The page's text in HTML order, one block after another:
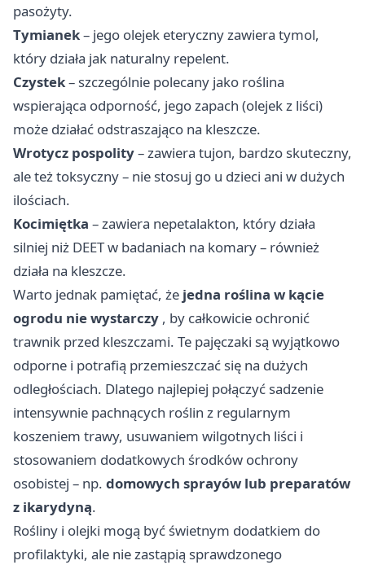
pasożyty.
Tymianek– jego olejek eteryczny zawiera tymol,
który działa jak naturalny repelent.
Czystek– szczególnie polecany jako roślina
wspierająca odporność, jego zapach (olejek z liści)
może działać odstraszająco na kleszcze.
Wrotycz pospolity– zawiera tujon, bardzo skuteczny,
ale też toksyczny – nie stosuj go u dzieci ani w dużych
ilościach.
Kocimiętka – zawiera nepetalakton, który działa
silniej niż DEET w badaniach na komary – również
działa na kleszcze.
Warto jednak pamiętać, że jedna roślina w kącie
ogrodu nie wystarczy , by całkowicie ochronić
trawnik przed kleszczami. Te pajęczaki są wyjątkowo
odporne i potrafią przemieszczać się na dużych
odległościach. Dlatego najlepiej połączyć sadzenie
intensywnie pachnących roślin z regularnym
koszeniem trawy, usuwaniem wilgotnych liści i
stosowaniem dodatkowych środków ochrony
osobistej – np. domowych sprayów lub preparatów
z ikarydyną.
Rośliny i olejki mogą być świetnym dodatkiem do
profilaktyki, ale nie zastąpią sprawdzonego